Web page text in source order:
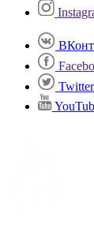
Twitter